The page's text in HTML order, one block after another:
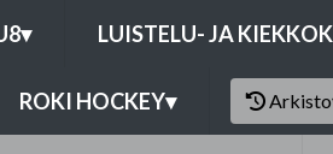
▾ LUISTELU- JA
ROKI HOCKEY▾ Arkisto